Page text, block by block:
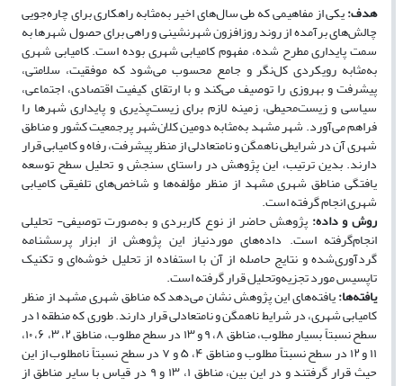
هدف:یکی از مفاهیمی که طی سال­‌های اخیر به‌مثابه راهکاری برای چاره‌­جویی
چالش‌­های برآمده از روند روزافزون شهرنشینی و راهی برای حصول شهرها به
سمت پایداری مطرح ‌شده، مفهوم کامیابی شهری بوده است. کامیابی شهری
به‌مثابه رویکردی کل­‌نگر و جامع محسوب می­‌شود که موفقیت، سلامتی،
پیشرفت و بهروزی را توصیف می‌­کند و با ارتقای کیفیت اقتصادی، اجتماعی،
سیاسی و زیست‌محیطی، زمینه لازم برای زیست­‌پذیری و پایداری شهرها را
فراهم می­‌آورد. شهر مشهد به‌مثابه دومین کلان‌شهر پرجمعیت کشور و مناطق
شهری آن در شرایطی ناهمگن و نامتعادلی از منظر پیشرفت، رفاه و کامیابی قرار
دارند. بدین ترتیب، این پژوهش در راستای سنجش و تحلیل سطح توسعه­‌
یافتگی مناطق شهری مشهد از منظر مؤلفه‌ها و شاخص­‌های تلفیقی کامیابی
شهری انجام‌ گرفته است.
روش و داده: پژوهش حاضر از نوع کاربردی و به‌صورت توصیفی- تحلیلی
انجام‌گرفته است. داده­‌های موردنیاز این پژوهش از ابزار پرسشنامه
گردآوری‌شده و نتایج حاصله از آن با استفاده از تحلیل خوشه‌­ای و تکنیک
تاپسیس مورد تجزیه‌­وتحلیل قرار گرفته است.
یافته‌ها:یافته‌­های این پژوهش نشان می‌­دهد که مناطق شهری مشهد از منظر
کامیابی شهری، در شرایط ناهمگن و نامتعادلی قرار دارند. طوری که منطقه ۱ در
سطح نسبتاً بسیار مطلوب، مناطق ۸، ۹ و ۱۳ در سطح مطلوب، مناطق ۲، ۳، ۶، ۱۰،
۱۱ و ۱۲ در سطح نسبتاً مطلوب و مناطق ۴، ۵ و ۷ در سطح نسبتاً نامطلوب از این
حیث قرار گرفتند و در این ‌بین، مناطق ۱، ۱۳ و ۹ در قیاس با سایر مناطق از